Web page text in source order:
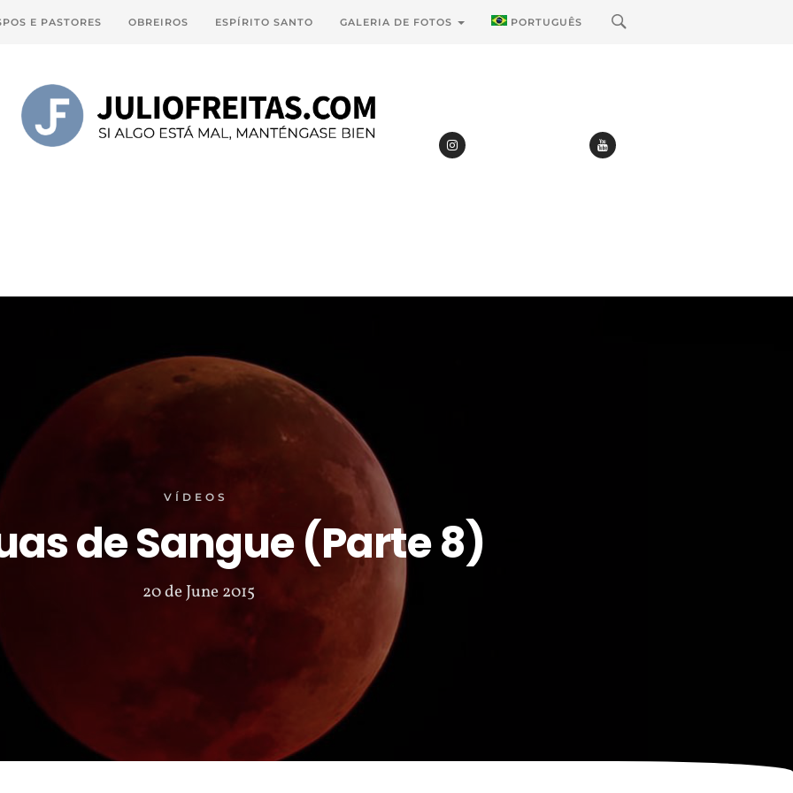
E PASTORES OBREIROS ESPÍRITO SANTO GALERIA DE FOTOS PORTUGUÊS
VÍDEOS
de Sangue (Parte 8)
20 de June 2015